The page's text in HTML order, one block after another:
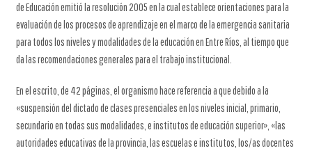
de Educación emitió la resolución 2005 en la cual establece orientaciones para la
evaluación de los procesos de aprendizaje en el marco de la emergencia sanitaria
para todos los niveles y modalidades de la educación en Entre Ríos, al tiempo que
da las recomendaciones generales para el trabajo institucional.
En el escrito, de 42 páginas, el organismo hace referencia a que debido a la
«suspensión del dictado de clases presenciales en los niveles inicial, primario,
secundario en todas sus modalidades, e institutos de educación superior», «las
autoridades educativas de la provincia, las escuelas e institutos, los/as docentes